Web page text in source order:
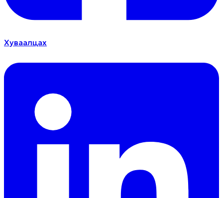
Хуваалцах